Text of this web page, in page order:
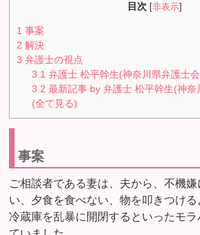
目次 [非表示]
1 事案
2 解決
3 弁護士の視点
3.1 弁護士 松平幹生(神奈川県弁護士
3.2 最新記事 by 弁護士 松平幹生(神奈
(全て見る)
事案
ご相談者である妻は、夫から、不機
い、夕食を食べない、物を叩きつけ
冷蔵庫を乱暴に開閉するといったモ